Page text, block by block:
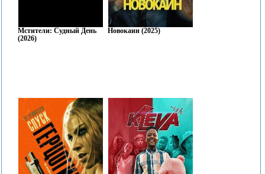
Мстители: Судный День
(2026)
Новокаин (2025)